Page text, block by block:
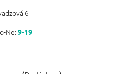
6
Ne:9-19